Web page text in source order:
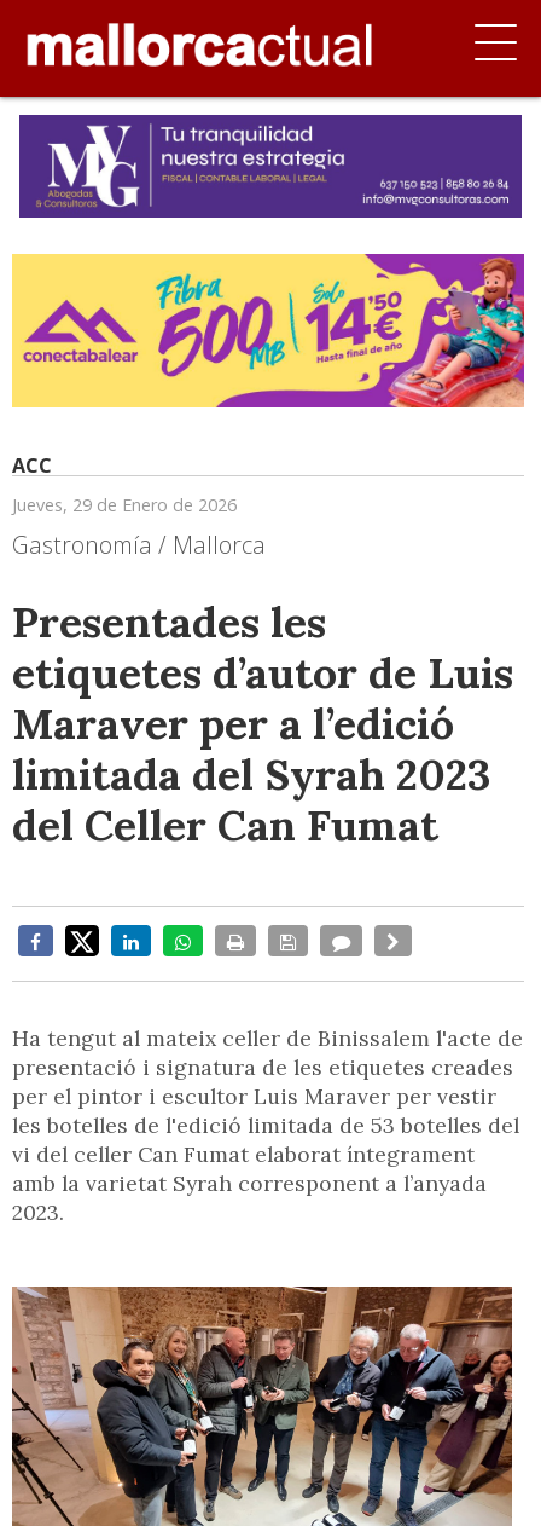
ACC
Jueves, 29 de Enero de 2026
Gastronomía / Mallorca
Presentades les
etiquetes d’autor de Luis
Maraver per a l’edició
limitada del Syrah 2023
del Celler Can Fumat
Ha tengut al mateix celler de Binissalem l'acte de
presentació i signatura de les etiquetes creades
per el pintor i escultor Luis Maraver per vestir
les botelles de l'edició limitada de 53 botelles del
vi del celler Can Fumat elaborat íntegrament
amb la varietat Syrah corresponent a l’anyada
2023.